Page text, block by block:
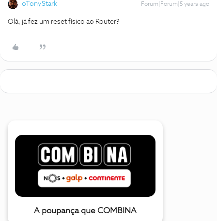
oTonyStark Forum|Forum|5 years ago
Olá, já fez um reset físico ao Router?
A poupança que COMBINA